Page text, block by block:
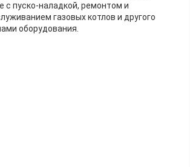
с пуско-наладкой, ремонтом и
газовых котлов и другого
оборудования.